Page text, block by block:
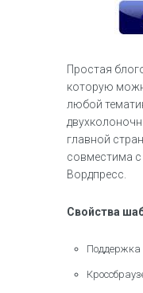
Простая
которую
любой
главной
совместима
Вордпресс.
Свойства
Поддержка